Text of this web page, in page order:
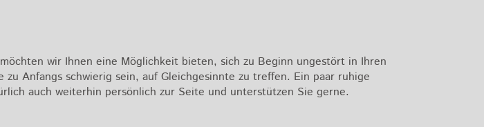
wir Ihnen eine Möglichkeit bieten, sich zu Beginn ungestört in Ihren
Anfangs schwierig sein, auf Gleichgesinnte zu treffen. Ein paar ruhige
auch weiterhin persönlich zur Seite und unterstützen Sie gerne.